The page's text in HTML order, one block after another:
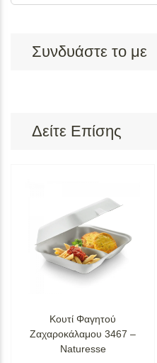
Συνδυάστε το με
Δείτε Επίσης
Κουτί Φαγητού
Ζαχαροκάλαμου 3467 –
Naturesse